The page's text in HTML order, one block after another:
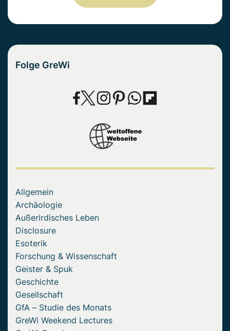
Folge GreWi
Allgemein
Archäologie
Außerirdisches Leben
Disclosure
Esoterik
Forschung & Wissenschaft
Geister & Spuk
Geschichte
Gesellschaft
GfA – Studie des Monats
GreWi Weekend Lectures